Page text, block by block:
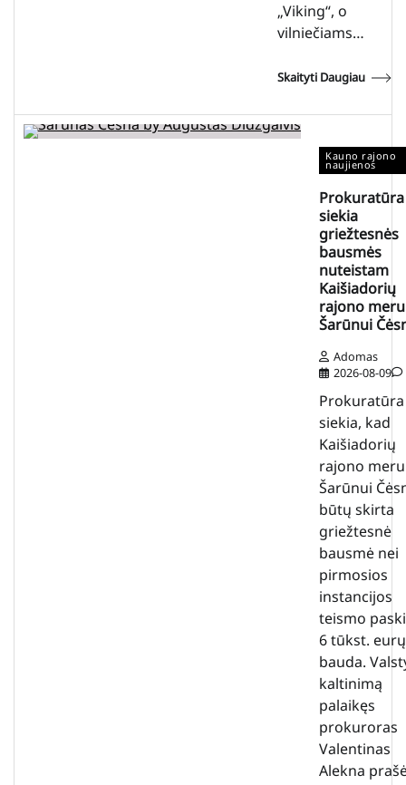
„Viking“, o
vilniečiams…
Skaityti Daugiau
Kauno rajono
naujienos
Prokuratūra
siekia
griežtesnės
bausmės
nuteistam
Kaišiadorių
rajono
Šarūnui
Adomas
2026-08-09
Prokuratūra
siekia, kad
Kaišiadorių
rajono
Šarūnui
būtų skirta
griežtesnė
bausmė nei
pirmosios
instancijos
teismo
6 tūkst. eurų
bauda.
kaltinimą
palaikęs
prokuroras
Valentinas
Alekna